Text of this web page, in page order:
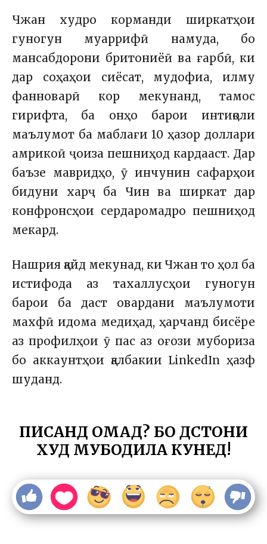
Чжан худро корманди ширкатҳои
гуногун муаррифӣ намуда, бо
мансабдорони бритониёӣ ва ғарбӣ, ки
дар соҳаҳои сиёсат, мудофиа, илму
фанноварӣ кор мекунанд, тамос
гирифта, ба онҳо барои интиқоли
маълумот ба маблағи 10 ҳазор доллари
амрикоӣ ҷоиза пешниҳод кардааст. Дар
баъзе мавридҳо, ӯ инчунин сафарҳои
бидуни харҷ ба Чин ва ширкат дар
конфронсҳои сердаромадро пешниҳод
мекард.
Нашрия қайд мекунад, ки Чжан то ҳол ба
истифода аз тахаллусҳои гуногун
барои ба даст овардани маълумоти
махфӣ идома медиҳад, ҳарчанд бисёре
аз профилҳои ӯ пас аз оғози мубориза
бо аккаунтҳои қалбакии LinkedIn ҳазф
шуданд.
ПИСАНД ОМАД? БО ДӮСТОНИ
ХУД МУБОДИЛА КУНЕД!